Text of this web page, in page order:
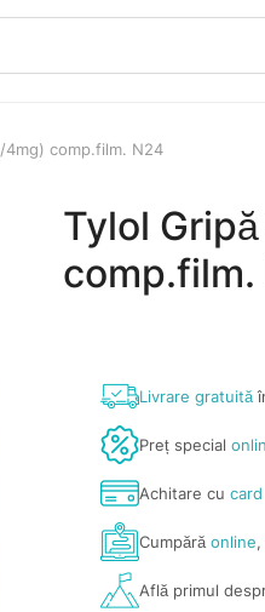
4mg) comp.film. N24
Tylol
comp.film.
Livrare gratuită
Preț special
Achitare cucard
Cumpărăonline
Află primul